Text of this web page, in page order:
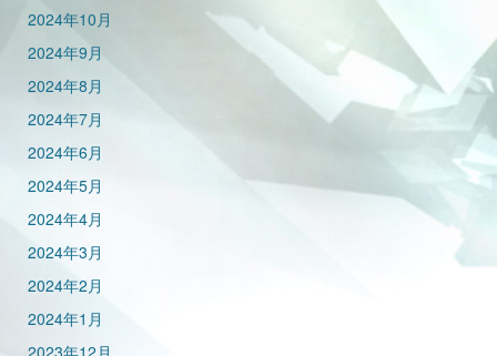
2024年10月
2024年9月
2024年8月
2024年7月
2024年6月
2024年5月
2024年4月
2024年3月
2024年2月
2024年1月
2023年12月